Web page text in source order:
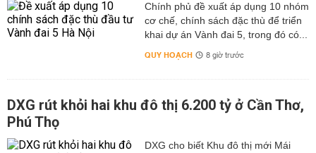
Chính phủ đề xuất áp dụng 10 nhóm
cơ chế, chính sách đặc thù để triển
khai dự án Vành đai 5, trong đó có...
QUY HOẠCH 8 giờ trước
DXG rút khỏi hai khu đô thị 6.200 tỷ ở Cần Thơ,
Phú Thọ
DXG cho biết Khu đô thị mới Mái